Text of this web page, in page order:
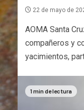
22 de mayo de
AOMA Santa
compañeros y
yacimientos,
1 min de lectura